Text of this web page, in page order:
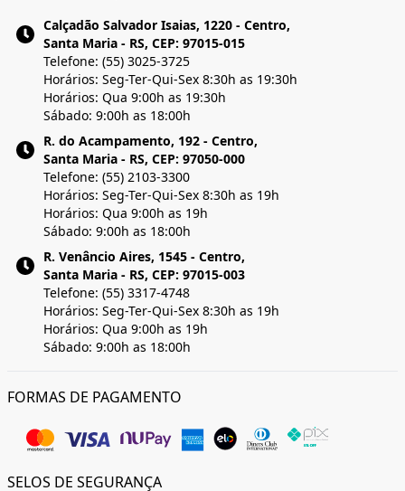
Calçadão Salvador Isaias, 1220 - Centro,
Santa Maria - RS, CEP: 97015-015
Telefone: (55) 3025-3725
Horários: Seg-Ter-Qui-Sex 8:30h as 19:30h
Horários: Qua 9:00h as 19:30h
Sábado: 9:00h as 18:00h
R. do Acampamento, 192 - Centro,
Santa Maria - RS, CEP: 97050-000
Telefone: (55) 2103-3300
Horários: Seg-Ter-Qui-Sex 8:30h as 19h
Horários: Qua 9:00h as 19h
Sábado: 9:00h as 18:00h
R. Venâncio Aires, 1545 - Centro,
Santa Maria - RS, CEP: 97015-003
Telefone: (55) 3317-4748
Horários: Seg-Ter-Qui-Sex 8:30h as 19h
Horários: Qua 9:00h as 19h
Sábado: 9:00h as 18:00h
FORMAS DE PAGAMENTO
SELOS DE SEGURANÇA